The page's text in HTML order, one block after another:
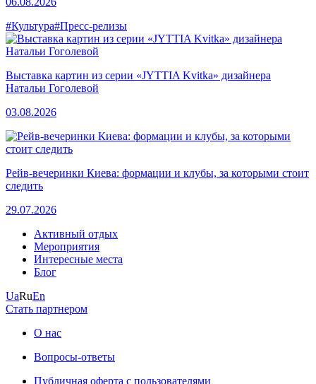
#Культура#Пресс-релизы
Выставка картин из серии «JYTTIA Kvitka» дизайнера
Натальи Гоголевой
03.08.2026
Рейв-вечеринки Киева: формации и клубы, за которыми стоит
следить
29.07.2026
Активный отдых
Мероприятия
Интересные места
Блог
UaRuEn
Стать партнером
О нас
Вопросы-ответы
Публичная оферта с пользователями